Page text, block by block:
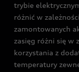
trybie
różnić w
zamontowanych
zasięg różni się w
korzystania z
temperatury